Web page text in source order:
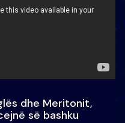
dhe Meritonit,
së bashku